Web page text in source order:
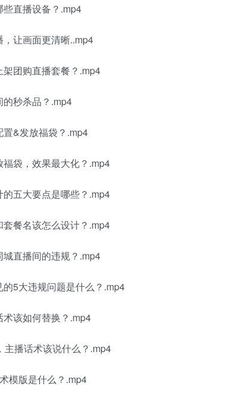
直播设备？.mp4
让画面更清晰..mp4
团购直播套餐？.mp4
秒杀品？.mp4
&发放福袋？.mp4
袋，效果最大化？.mp4
五大要点是哪些？.mp4
餐名该怎么设计？.mp4
直播间的违规？.mp4
5大违规问题是什么？.mp4
该如何替换？.mp4
播话术该说什么？.mp4
模版是什么？.mp4